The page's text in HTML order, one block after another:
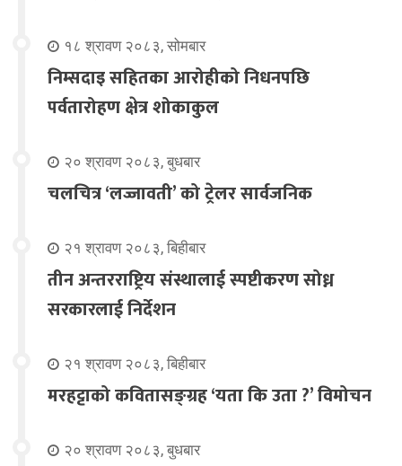
१८ श्रावण २०८३, सोमबार
निम्सदाइ सहितका आरोहीको निधनपछि
पर्वतारोहण क्षेत्र शोकाकुल
२० श्रावण २०८३, बुधबार
चलचित्र ‘लज्जावती’ को ट्रेलर सार्वजनिक
२१ श्रावण २०८३, बिहीबार
तीन अन्तरराष्ट्रिय संस्थालाई स्पष्टीकरण सोध्न
सरकारलाई निर्देशन
२१ श्रावण २०८३, बिहीबार
मरहट्टाको कवितासङ्ग्रह ‘यता कि उता ?’ विमोचन
२० श्रावण २०८३, बुधबार